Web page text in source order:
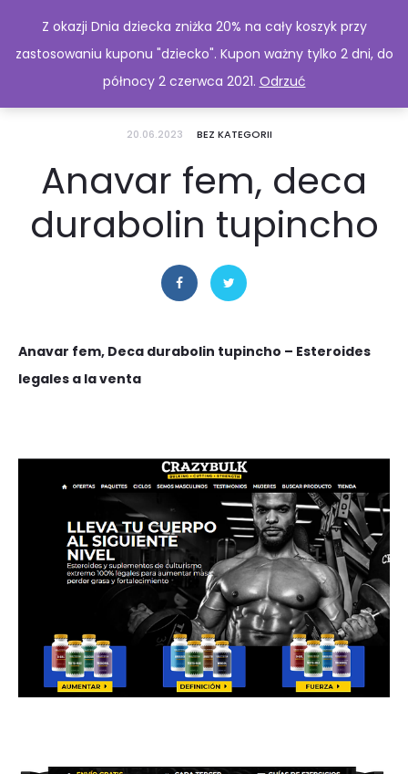
20.06.2023 BEZ KATEGORII
Anavar fem, deca
durabolin tupincho
Anavar fem, Deca durabolin tupincho – Esteroides
legales a la venta
Z okazji Dnia dziecka zniżka 20% na cały koszyk przy
zastosowaniu kuponu "dziecko". Kupon ważny tylko 2 dni, do
północy 2 czerwca 2021. Odrzuć